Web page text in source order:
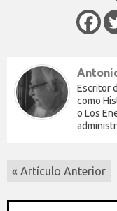
Escritor
como
o Los
« Artículo Anterior